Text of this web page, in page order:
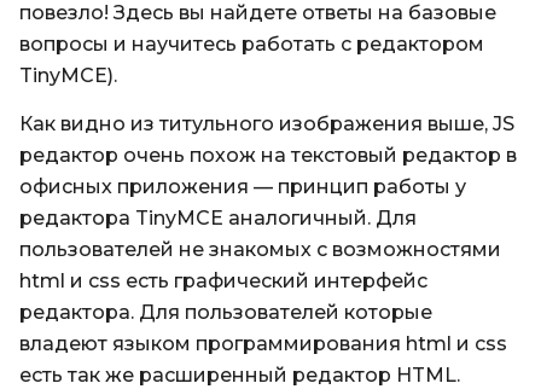
повезло! Здесь вы найдете ответы на базовые
вопросы и научитесь работать с редактором
TinyMCE).
Как видно из титульного изображения выше, JS
редактор очень похож на текстовый редактор в
офисных приложения — принцип работы у
редактора TinyMCE аналогичный. Для
пользователей не знакомых с возможностями
html и css есть графический интерфейс
редактора. Для пользователей которые
владеют языком программирования html и css
есть так же расширенный редактор HTML.